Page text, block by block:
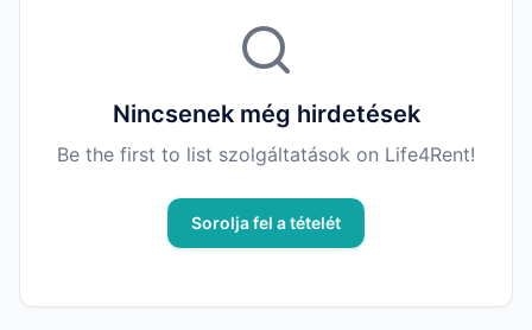
Nincsenek még hirdetések
Be the first to list szolgáltatások on Life4Rent!
Sorolja fel a tételét